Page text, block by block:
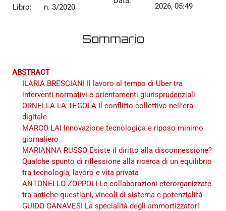
Libro:
n. 3/2020
2026, 05:49
Sommario
ABSTRACT
ILARIA BRESCIANI Il lavoro al tempo di Uber tra
interventi normativi e orientamenti giurisprudenziali
ORNELLA LA TEGOLA Il conflitto collettivo nell’era
digitale
MARCO LAI Innovazione tecnologica e riposo minimo
giornaliero
MARIANNA RUSSO Esiste il diritto alla disconnessione?
Qualche spunto di riflessione alla ricerca di un equilibrio
tra tecnologia, lavoro e vita privata
ANTONELLO ZOPPOLI Le collaborazioni eterorganizzate
tra antiche questioni, vincoli di sistema e potenzialità
GUIDO CANAVESI La specialità degli ammortizzatori